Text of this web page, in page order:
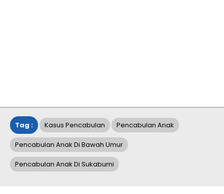
Tag : Kasus Pencabulan Pencabulan Anak
Pencabulan Anak Di Bawah Umur
Pencabulan Anak Di Sukabumi